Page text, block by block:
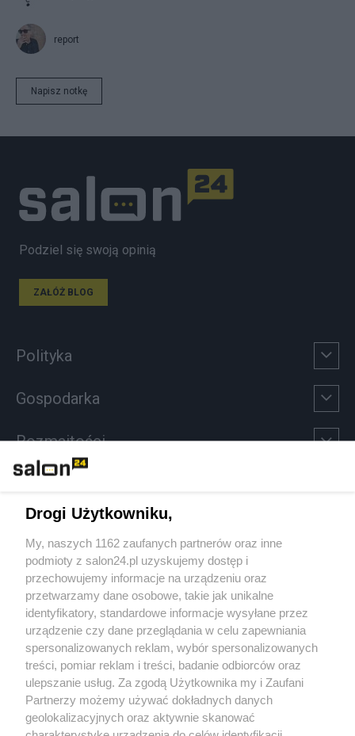
report
Napisz notkę
Podziel się swoją opinią
ZAŁÓŻ BLOG
Polityka
Gospodarka
Rozmaitości
Sport
Społeczeństwo
Kultura
X Facebook Instagram Youtube
Drogi Użytkowniku,
My, naszych 1162 zaufanych partnerów oraz inne
podmioty z salon24.pl uzyskujemy dostęp i
przechowujemy informacje na urządzeniu oraz
przetwarzamy dane osobowe, takie jak unikalne
identyfikatory, standardowe informacje wysyłane przez
urządzenie czy dane przeglądania w celu zapewniania
spersonalizowanych reklam, wybór spersonalizowanych
treści, pomiar reklam i treści, badanie odbiorców oraz
ulepszanie usług. Za zgodą Użytkownika my i Zaufani
Partnerzy możemy używać dokładnych danych
geolokalizacyjnych oraz aktywnie skanować